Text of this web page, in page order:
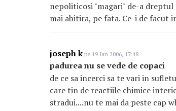
nepoliticosi "magari" de-a dreptul
mai abitira, pe fata. Ce-i de facut
joseph k pe 19 Ian 2006, 17:48
padurea nu se vede de copaci
de ce sa incerci sa te vari in
care tin de reactiile chimice
stradui....nu te mai da peste cap